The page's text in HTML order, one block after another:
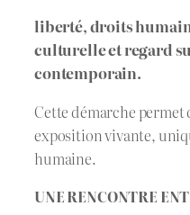
liberté, droits
culturelle et regard
contemporain.
Cette démarche permet
exposition vivante,
humaine.
UNE RENCONTRE